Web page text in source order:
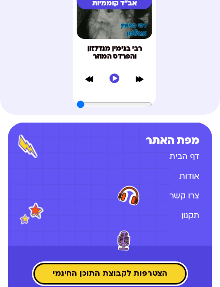
אב"ד קוממיות
רבי בנימין מנדלזון
והפרדס המוזר
מפת האתר
דף הבית
אודות
צרו קשר
תקנון
הצטרפות לקבוצת התוכן החינמי